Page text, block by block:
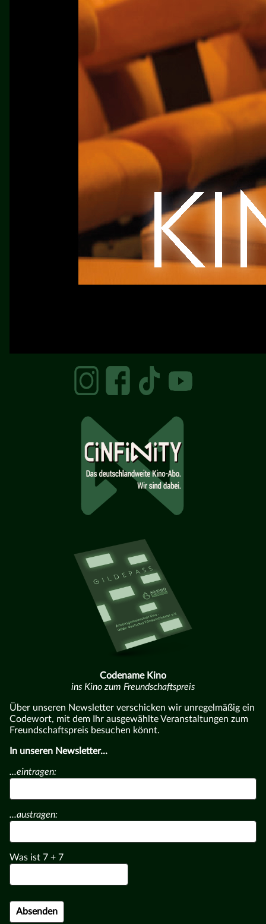
Codename Kino
ins Kino zum Freundschaftspreis
Über unseren Newsletter verschicken wir unregelmäßig ein
Codewort, mit dem Ihr ausgewählte Veranstaltungen zum
Freundschaftspreis besuchen könnt.
In unseren Newsletter...
...eintragen:
...austragen:
Was ist 7 + 7